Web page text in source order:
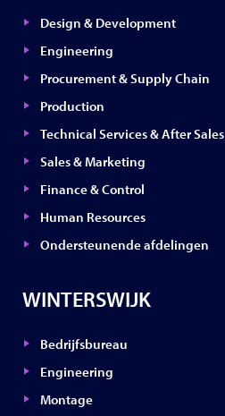
Design & Development
Engineering
Procurement & Supply Chain
Production
Technical Services & After Sales
Sales & Marketing
Finance & Control
Human Resources
Ondersteunende afdelingen
WINTERSWIJK
Bedrijfsbureau
Engineering
Montage